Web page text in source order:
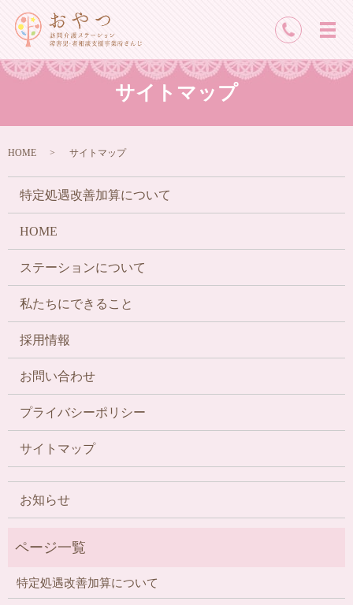
メ
サイトマップ
HOME サイトマップ
特定処遇改善加算について
HOME
ステーションについて
私たちにできること
採用情報
お問い合わせ
プライバシーポリシー
サイトマップ
お知らせ
特定処遇改善加算について